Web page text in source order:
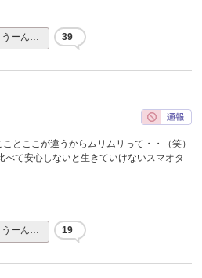
うーん… 39
とここが違うからムリムリって・・（笑）
べて安心しないと生きていけないスマオタ
うーん… 19